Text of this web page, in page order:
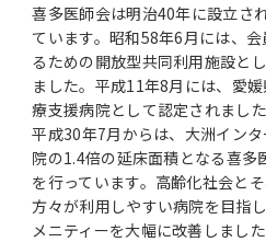
喜多医師会は明治40年に設立さ
ています。昭和58年6月には、
るための開放型共同利用施設と
ました。平成11年8月には、愛
療支援病院として認定されました
平成30年7月からは、大洲イン
院の1.4倍の延床面積となる喜多
を行っています。高齢化社会と
方々が利用しやすい病院を目指
メニティーを大幅に改善しました